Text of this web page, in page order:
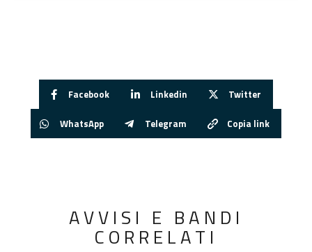
Facebook Linkedin Twitter
WhatsApp Telegram Copia link
AVVISI E BANDI
CORRELATI